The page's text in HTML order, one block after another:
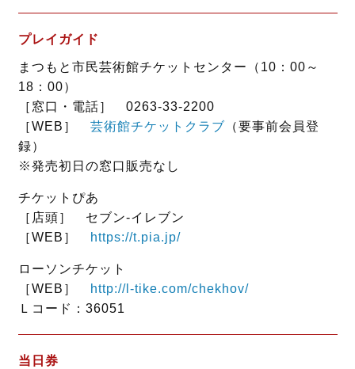
プレイガイド
まつもと市民芸術館チケットセンター（10：00～
18：00）
［窓口・電話］ 0263-33-2200
［WEB］ 芸術館チケットクラブ （要事前会員登
録）
※発売初日の窓口販売なし
チケットぴあ
［店頭］ セブン‐イレブン
［WEB］
https://t.pia.jp/
ローソンチケット
［WEB］
http://l-tike.com/chekhov/
Ｌコード：36051
当日券